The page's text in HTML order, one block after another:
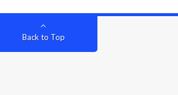
Back to Top